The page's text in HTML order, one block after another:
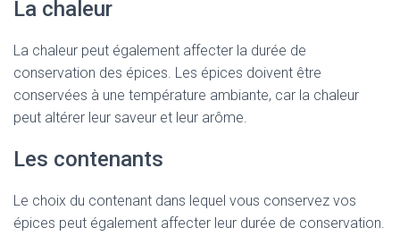
La chaleur
La chaleur peut également affecter la durée de
conservation des épices. Les épices doivent être
conservées à une température ambiante, car la chaleur
peut altérer leur saveur et leur arôme.
Les contenants
Le choix du contenant dans lequel vous conservez vos
épices peut également affecter leur durée de conservation.